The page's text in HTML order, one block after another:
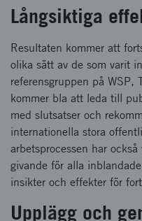
Långsiktiga
Resultaten kommer att
olika sätt av de som varit
referensgruppen på WSP,
kommer bla att leda till
med slutsatser och
internationella stora
arbetsprocessen har
givande för alla
insikter och effekter för
Upplägg och